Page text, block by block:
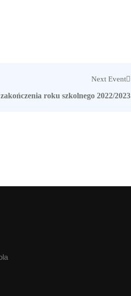
Next Event
roku szkolnego 2022/2023